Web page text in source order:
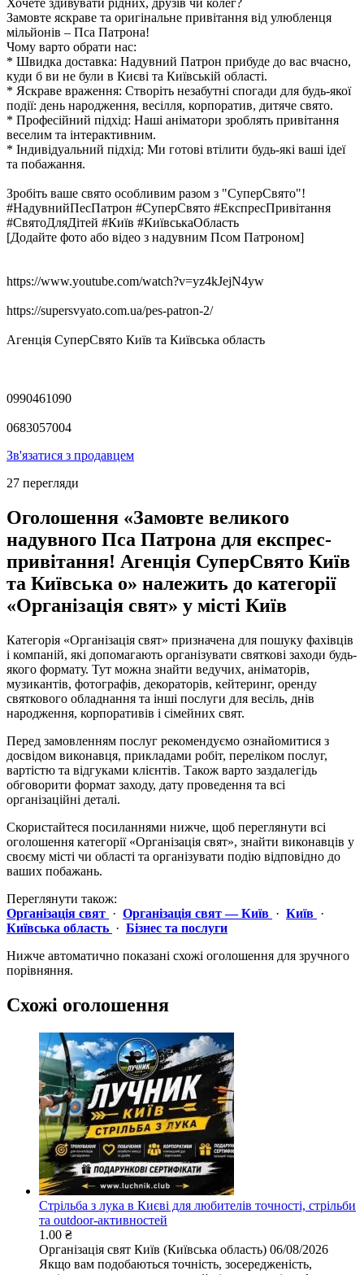
Хочете здивувати рідних, друзів чи колег?
Замовте яскраве та оригінальне привітання від улюбленця
мільйонів – Пса Патрона!
Чому варто обрати нас:
* Швидка доставка: Надувний Патрон прибуде до вас вчасно,
куди б ви не були в Києві та Київській області.
* Яскраве враження: Створіть незабутні спогади для будь-якої
події: день народження, весілля, корпоратив, дитяче свято.
* Професійний підхід: Наші аніматори зроблять привітання
веселим та інтерактивним.
* Індивідуальний підхід: Ми готові втілити будь-які ваші ідеї
та побажання.
Зробіть ваше свято особливим разом з "СуперСвято"!
#НадувнийПесПатрон #СуперСвято #ЕкспресПривітання
#СвятоДляДітей #Київ #КиївськаОбласть
[Додайте фото або відео з надувним Псом Патроном]
https://www.youtube.com/watch?v=yz4kJejN4yw
https://supersvyato.com.ua/pes-patron-2/
Агенція СуперСвято Київ та Київська область
0990461090
0683057004
Зв'язатися з продавцем
27 перегляди
Оголошення «Замовте великого
надувного Пса Патрона для експрес-
привітання! Агенція СуперСвято Київ
та Київська о» належить до категорії
«Організація свят» у місті Київ
Категорія «Організація свят» призначена для пошуку фахівців
і компаній, які допомагають організувати святкові заходи будь-
якого формату. Тут можна знайти ведучих, аніматорів,
музикантів, фотографів, декораторів, кейтеринг, оренду
святкового обладнання та інші послуги для весіль, днів
народження, корпоративів і сімейних свят.
Перед замовленням послуг рекомендуємо ознайомитися з
досвідом виконавця, прикладами робіт, переліком послуг,
вартістю та відгуками клієнтів. Також варто заздалегідь
обговорити формат заходу, дату проведення та всі
організаційні деталі.
Скористайтеся посиланнями нижче, щоб переглянути всі
оголошення категорії «Організація свят», знайти виконавців у
своєму місті чи області та організувати подію відповідно до
ваших побажань.
Переглянути також:
Організація свят · Організація свят — Київ · Київ ·
Київська область · Бізнес та послуги
Нижче автоматично показані схожі оголошення для зручного
порівняння.
Схожі оголошення
Стрільба з лука в Києві для любителів точності, стрільби
та outdoor-активностей
1.00 ₴
Організація свят Київ (Київська область) 06/08/2026
Якщо вам подобаються точність, зосередженість,